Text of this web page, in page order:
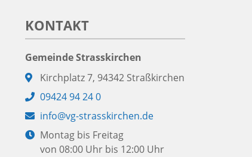
KONTAKT
Gemeinde Strasskirchen
Adresse:
Kirchplatz 7, 94342 Straßkirchen
Telefon:
09424 94 24 0
E-
Mail:
info@vg-strasskirchen.de
Öffnungszeiten:
Montag bis Freitag
von 08:00 Uhr bis 12:00 Uhr